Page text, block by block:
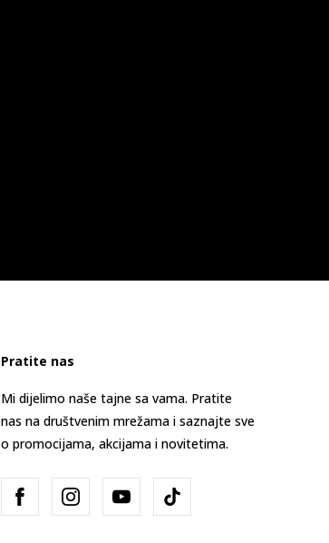
Pratite nas
Mi dijelimo naše tajne sa vama. Pratite
nas na društvenim mrežama i saznajte sve
o promocijama, akcijama i novitetima.